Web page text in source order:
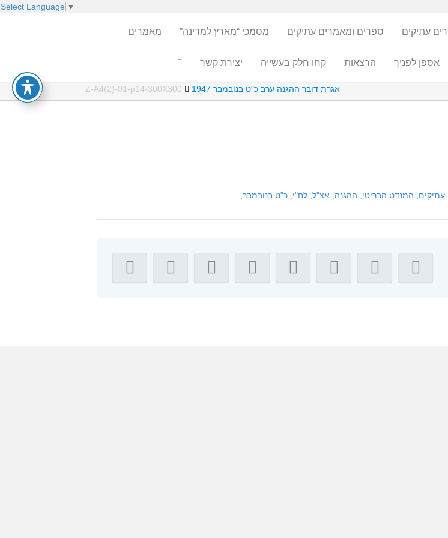
Select Language ▼
עתיקים ספרים ומאמרים עתיקים מסמכי “מארץ למדינה” מאמרים
אספן לפניך הרצאות קחו חלק בעשייה יצירת קשר
אגרת דובר ההגנה ערב כ"ט בנובמבר 1947 Z-A4(2)-01-p14-300X300